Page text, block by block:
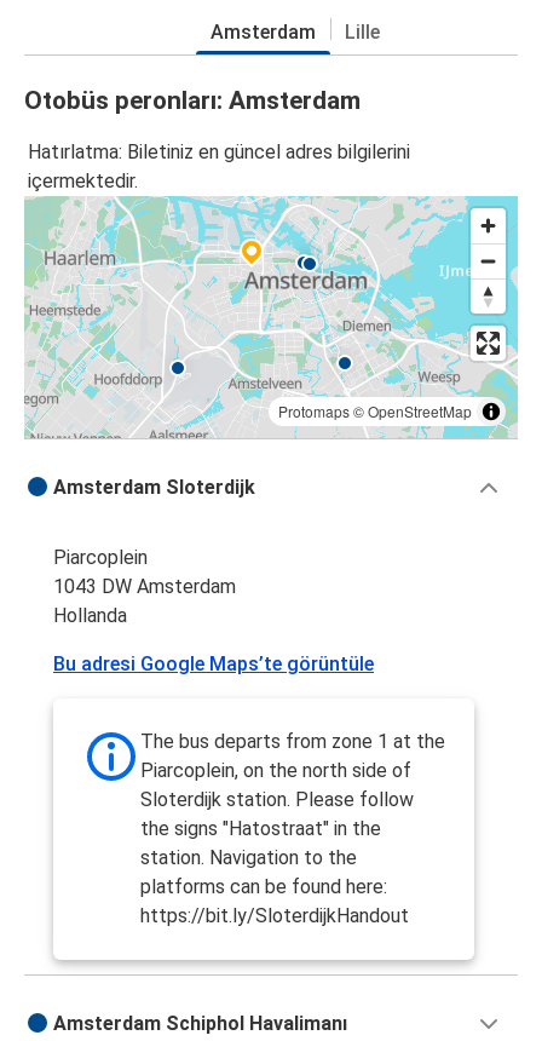
Amsterdam Lille
Otobüs peronları: Amsterdam
Hatırlatma: Biletiniz en güncel adres bilgilerini
içermektedir.
Protomaps©OpenStreetMap
Amsterdam Sloterdijk
Piarcoplein
1043 DW Amsterdam
Hollanda
Bu adresi Google Maps’te görüntüle
The bus departs from zone 1 at the
Piarcoplein, on the north side of
Sloterdijk station. Please follow
the signs "Hatostraat" in the
station. Navigation to the
platforms can be found here:
https://bit.ly/SloterdijkHandout
Amsterdam Schiphol Havalimanı